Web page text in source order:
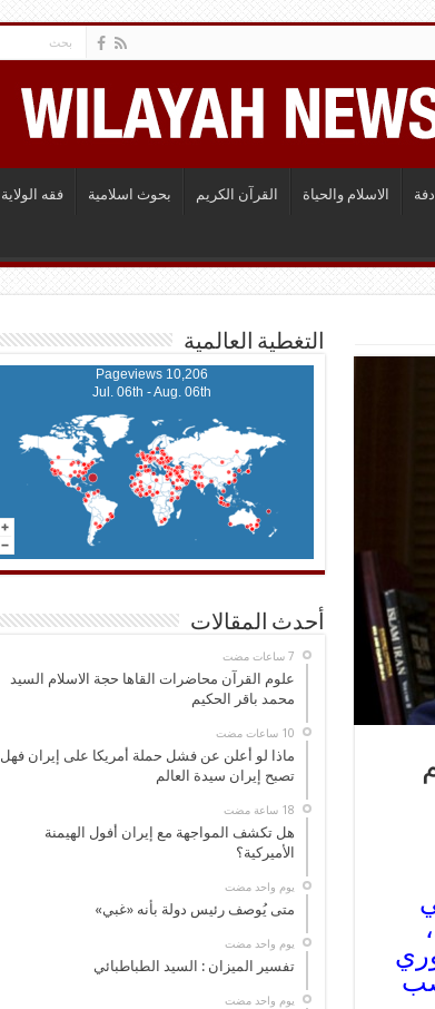
الاسلام والحياة القرآن الكريم بحوث اسلامية فقه الولاية
التغطية العالمية
10,206 Pageviews
Jul. 06th - Aug. 06th
أحدث المقالات
علوم القرآن محاضرات القاها حجة الاسلام السيد
محمد باقر الحكيم
ماذا لو أعلن عن فشل حملة أمريكا على إيران فهل
تصبح إيران سيدة العالم
هل تكشف المواجهة مع إيران أفول الهيمنة
الأميركية؟
‏يوم واحد مضت
متى يُوصف رئيس دولة بأنه «غبي»
‏يوم واحد مضت
تفسير الميزان : السيد الطباطبائي
‏يوم واحد مضت